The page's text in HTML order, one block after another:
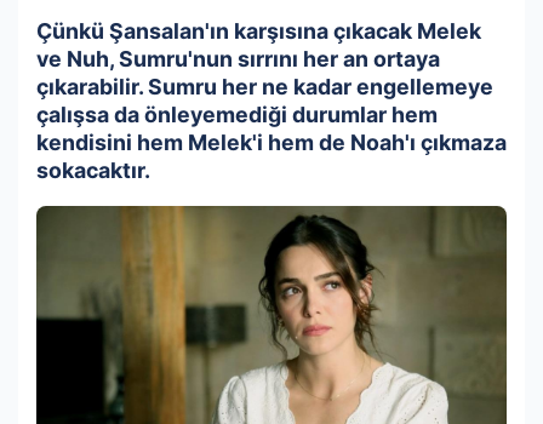
Çünkü Şansalan'ın karşısına çıkacak Melek
ve Nuh, Sumru'nun sırrını her an ortaya
çıkarabilir. Sumru her ne kadar engellemeye
çalışsa da önleyemediği durumlar hem
kendisini hem Melek'i hem de Noah'ı çıkmaza
sokacaktır.